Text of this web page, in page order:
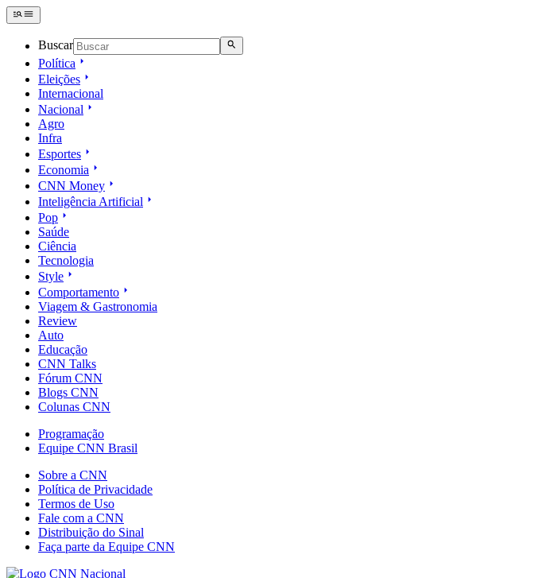
Buscar
Política
Eleições
Internacional
Nacional
Agro
Infra
Esportes
Economia
CNN Money
Inteligência Artificial
Pop
Saúde
Ciência
Tecnologia
Style
Comportamento
Viagem & Gastronomia
Review
Auto
Educação
CNN Talks
Fórum CNN
Blogs CNN
Colunas CNN
Programação
Equipe CNN Brasil
Sobre a CNN
Política de Privacidade
Termos de Uso
Fale com a CNN
Distribuição do Sinal
Faça parte da Equipe CNN